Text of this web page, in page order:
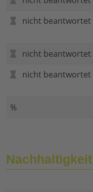
nicht beantwortet
nicht beantwortet
nicht beantwortet
%
Nachhaltigkeit